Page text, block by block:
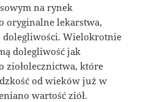
na rynek
oryginalne lekarstwa,
dolegliwości. Wielokrotnie
dolegliwość jak
ziołolecznictwa, które
od wieków już w
wartość ziół.